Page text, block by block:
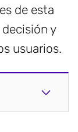
de esta
y
usuarios.